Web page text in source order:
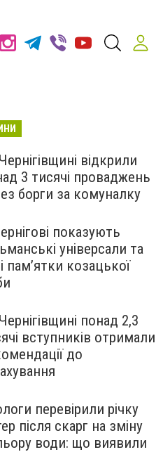
відкрили
3 тисячі проваджень
борги за комуналку
показують
універсали та
пам’ятки козацької
понад 2,3
вступників отримали
до
перевірили річку
після скарг на зміну
води: що виявили